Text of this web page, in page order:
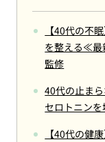
【40代の不
を整える≪最
監修
40代の止ま
セロトニン
【40代の健